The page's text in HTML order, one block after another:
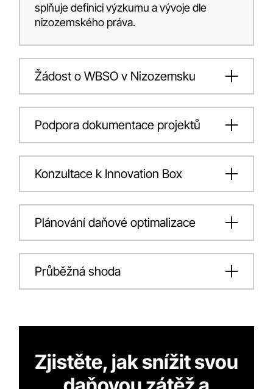
splňuje definici výzkumu a vývoje dle
nizozemského práva.
Žádost o WBSO v Nizozemsku
Podpora dokumentace projektů
Konzultace k Innovation Box
Plánování daňové optimalizace
Průběžná shoda
Zjistěte, jak snížit svou